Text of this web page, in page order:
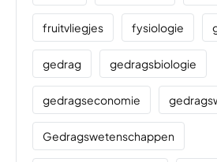
fruitvliegjes fysiologie
gedrag gedragsbiologie
gedragseconomie
Gedragswetenschappen